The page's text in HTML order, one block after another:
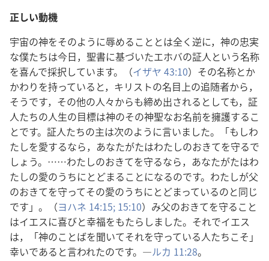
正しい動機
宇宙の神をそのように辱めることとは全く逆に，神の忠実
な僕たちは今日，聖書に基づいたエホバの証人という名称
を喜んで採択しています。（イザヤ 43:10）その名称とか
かわりを持っていると，キリストの名目上の追随者から，
そうです，その他の人々からも締め出されるとしても，証
人たちの人生の目標は神のその神聖なお名前を擁護するこ
とです。証人たちの主は次のように言いました。「もしわ
たしを愛するなら，あなたがたはわたしのおきてを守るで
しょう。……わたしのおきてを守るなら，あなたがたはわ
たしの愛のうちにとどまることになるのです。わたしが父
のおきてを守ってその愛のうちにとどまっているのと同じ
です」。（ヨハネ 14:15; 15:10）み父のおきてを守ること
はイエスに喜びと幸福をもたらしました。それでイエス
は，「神のことばを聞いてそれを守っている人たちこそ」
幸いであると言われたのです。―ルカ 11:28。